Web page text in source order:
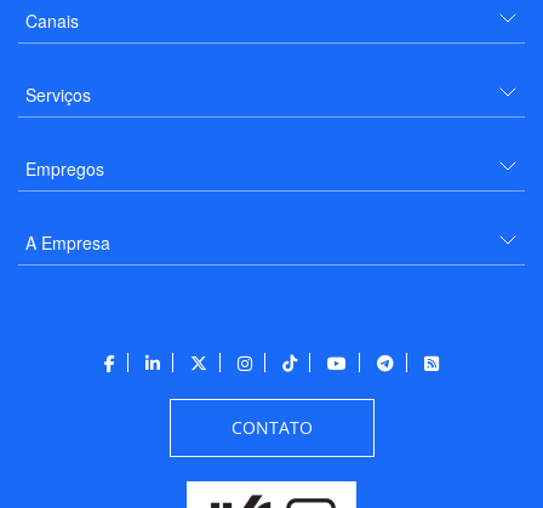
Canais
Serviços
Empregos
A Empresa
CONTATO